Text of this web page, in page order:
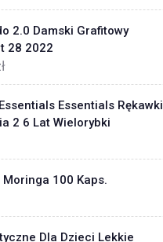
2.0 Damski Grafitowy
28 2022
Essentials Rękawki
2 6 Lat Wielorybki
100 Kaps.
Dla Dzieci Lekkie